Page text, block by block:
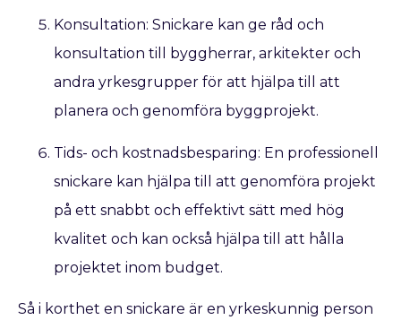
Konsultation: Snickare kan ge råd och
konsultation till byggherrar, arkitekter och
andra yrkesgrupper för att hjälpa till att
planera och genomföra byggprojekt.
Tids- och kostnadsbesparing: En professionell
snickare kan hjälpa till att genomföra projekt
på ett snabbt och effektivt sätt med hög
kvalitet och kan också hjälpa till att hålla
projektet inom budget.
Så i korthet en snickare är en yrkeskunnig person